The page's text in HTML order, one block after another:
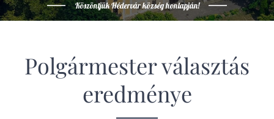
Köszöntjük Hédervár község honlapján!
Polgármester választás
eredménye